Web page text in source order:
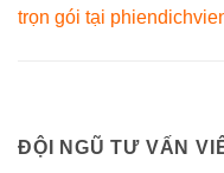
trọn gói tại
ĐỘI NGŨ TƯ VẤN